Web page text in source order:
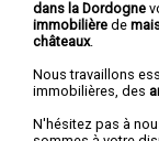
dans la Dordogne
immobilière de
châteaux.
Nous travaillons
immobilières, des
N'hésitez pas à